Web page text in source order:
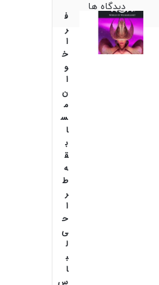
دیدگاه ها
ف
ر
ا
خ
و
ا
ن
م
س
ا
ب
ق
ه
ط
ر
ا
ح
ی
ل
ب
ا
س